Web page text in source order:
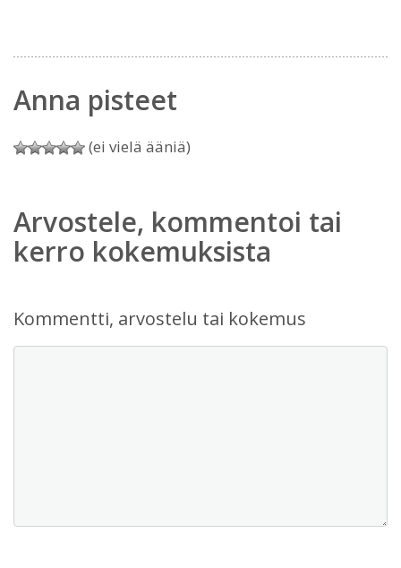
Anna pisteet
(ei vielä ääniä)
Arvostele, kommentoi tai
kerro kokemuksista
Kommentti, arvostelu tai kokemus